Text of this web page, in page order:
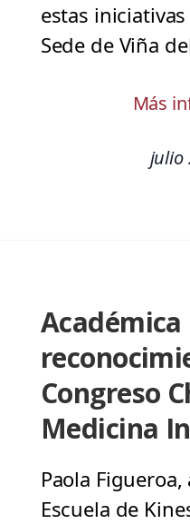
estas
Sede de Viña
Más
julio
Congreso
Medicina
Paola
Escuela de